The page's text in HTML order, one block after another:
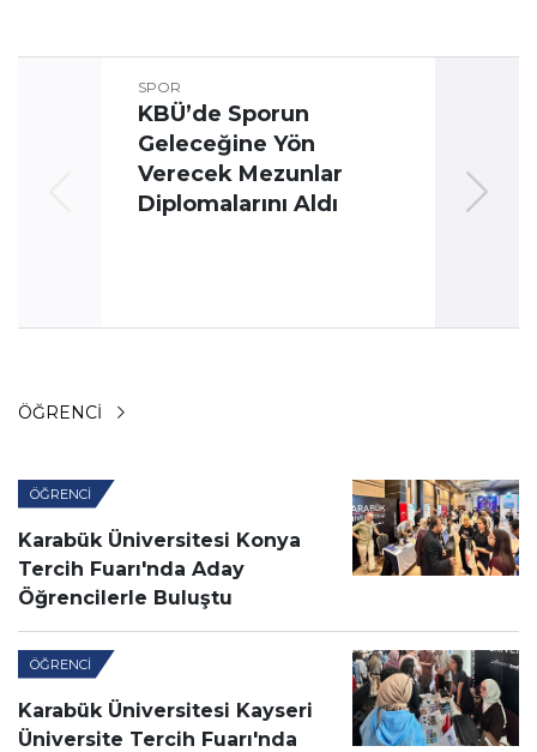
SPOR
KBÜ’de Sporun
Geleceğine Yön
Verecek Mezunlar
Diplomalarını Aldı
ÖĞRENCI
ÖĞRENCI
Karabük Üniversitesi Konya
Tercih Fuarı'nda Aday
Öğrencilerle Buluştu
ÖĞRENCI
Karabük Üniversitesi Kayseri
Üniversite Tercih Fuarı'nda